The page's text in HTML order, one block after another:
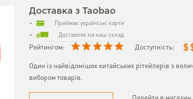
Доставка з Taobao
Приймає українські карти
Доставляє на наш склад
Рейтингом: Доступність: $
Один із найвідоміших китайських рітейлерів з
вибором товарів.